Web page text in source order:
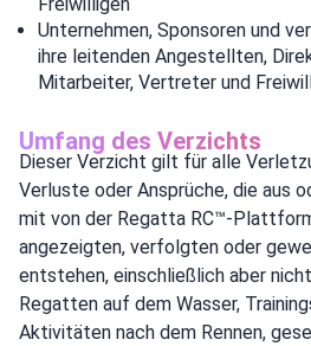
Unternehmen, Sponsoren und
ihre leitenden Angestellten,
Mitarbeiter, Vertreter und
Umfang des Verzichts
Dieser Verzicht gilt für alle
Verluste oder Ansprüche, die aus
mit von der Regatta RC™-
angezeigten, verfolgten oder
entstehen, einschließlich aber
Regatten auf dem Wasser,
Aktivitäten nach dem Rennen,